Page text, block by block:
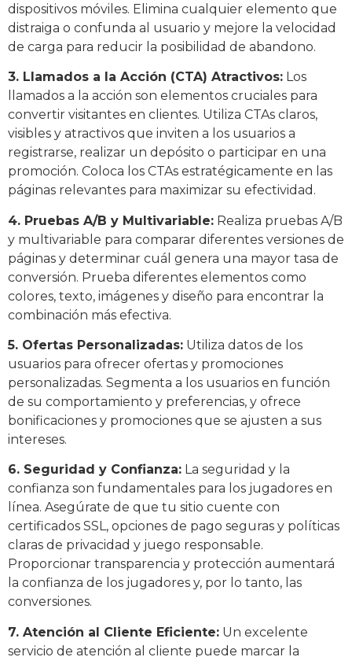
dispositivos móviles. Elimina cualquier elemento que
distraiga o confunda al usuario y mejore la velocidad
de carga para reducir la posibilidad de abandono.
3. Llamados a la Acción (CTA) Atractivos: Los
llamados a la acción son elementos cruciales para
convertir visitantes en clientes. Utiliza CTAs claros,
visibles y atractivos que inviten a los usuarios a
registrarse, realizar un depósito o participar en una
promoción. Coloca los CTAs estratégicamente en las
páginas relevantes para maximizar su efectividad.
4. Pruebas A/B y Multivariable: Realiza pruebas A/B
y multivariable para comparar diferentes versiones de
páginas y determinar cuál genera una mayor tasa de
conversión. Prueba diferentes elementos como
colores, texto, imágenes y diseño para encontrar la
combinación más efectiva.
5. Ofertas Personalizadas: Utiliza datos de los
usuarios para ofrecer ofertas y promociones
personalizadas. Segmenta a los usuarios en función
de su comportamiento y preferencias, y ofrece
bonificaciones y promociones que se ajusten a sus
intereses.
6. Seguridad y Confianza: La seguridad y la
confianza son fundamentales para los jugadores en
línea. Asegúrate de que tu sitio cuente con
certificados SSL, opciones de pago seguras y políticas
claras de privacidad y juego responsable.
Proporcionar transparencia y protección aumentará
la confianza de los jugadores y, por lo tanto, las
conversiones.
7. Atención al Cliente Eficiente: Un excelente
servicio de atención al cliente puede marcar la